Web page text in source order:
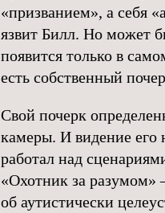
«призванием», а себя
язвит Билл. Но может
появится только в
есть собственный
Свой почерк
камеры. И видение его
работал над
«Охотник за разумом»
об аутистически